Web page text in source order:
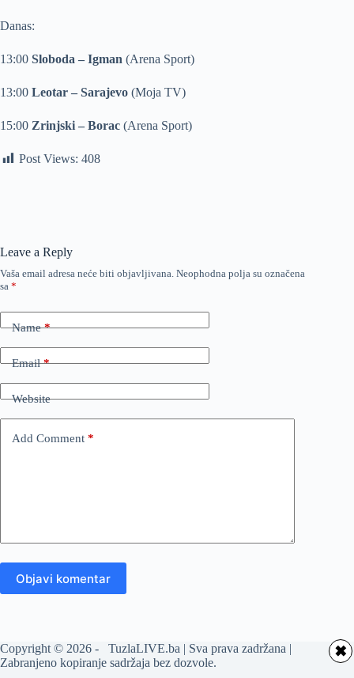
Danas:
13:00 Sloboda – Igman (Arena Sport)
13:00 Leotar – Sarajevo (Moja TV)
15:00 Zrinjski – Borac (Arena Sport)
Post Views: 408
Leave a Reply
Vaša email adresa neće biti objavljivana. Neophodna polja su označena
sa *
Name*
Email*
Website
Add Comment *
Objavi komentar
Copyright © 2026 - TuzlaLIVE.ba | Sva prava zadržana |
Zabranjeno kopiranje sadržaja bez dozvole.
✖